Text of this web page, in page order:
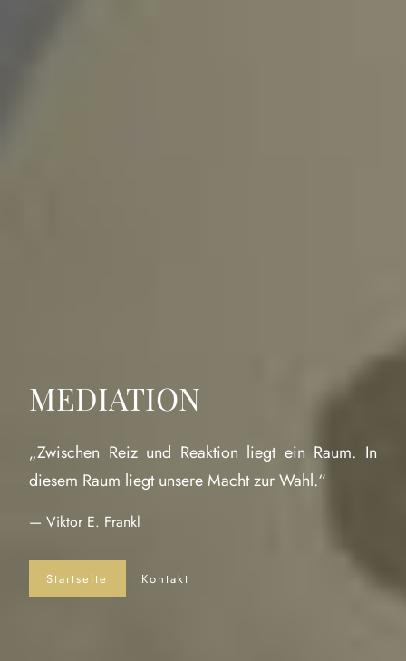
MEDIATION
„Zwischen Reiz und Reaktion liegt ein Raum. In
diesem Raum liegt unsere Macht zur Wahl.“
— Viktor E. Frankl
Startseite Kontakt